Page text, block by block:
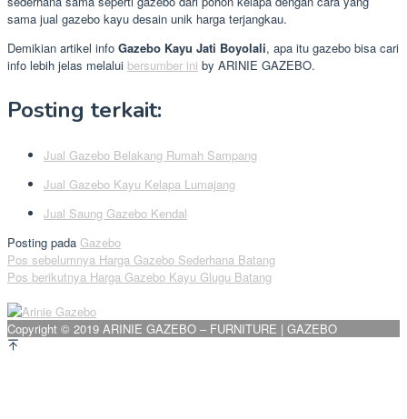
sama jual gazebo kayu desain unik harga terjangkau.
Demikian artikel info Gazebo Kayu Jati Boyolali, apa itu gazebo bisa cari
info lebih jelas melalui bersumber ini by ARINIE GAZEBO.
Posting terkait:
Jual Gazebo Belakang Rumah Sampang
Jual Gazebo Kayu Kelapa Lumajang
Jual Saung Gazebo Kendal
Posting pada Gazebo
Navigasi
pos
Pos sebelumnya Harga Gazebo Sederhana Batang
Pos berikutnya Harga Gazebo Kayu Glugu Batang
Copyright © 2019 ARINIE GAZEBO – FURNITURE | GAZEBO